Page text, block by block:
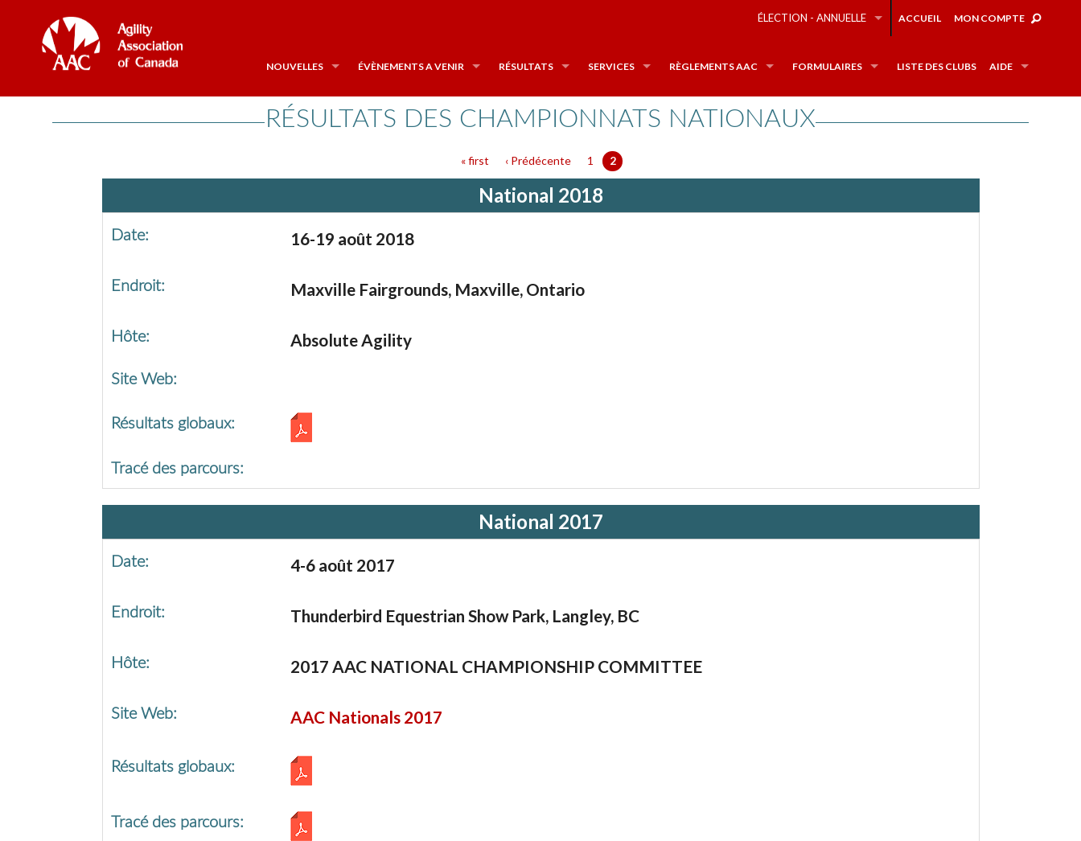
ÉLECTION - ANNUELLE ACCUEIL MON COMPTE
NOUVELLES ÉVÈNEMENTS A VENIR RÉSULTATS SERVICES RÈGLEMENTS AAC FORMULAIRES LISTE DES CLUBS AIDE
RÉSULTATS DES CHAMPIONNATS NATIONAUX
« first ‹ Prédécente 1 2
National 2018
Date: 16-19 août 2018
Endroit: Maxville Fairgrounds, Maxville, Ontario
Hôte: Absolute Agility
Site Web:
Résultats globaux:
Tracé des parcours:
National 2017
Date: 4-6 août 2017
Endroit: Thunderbird Equestrian Show Park, Langley, BC
Hôte: 2017 AAC NATIONAL CHAMPIONSHIP COMMITTEE
Site Web: AAC Nationals 2017
Résultats globaux:
Tracé des parcours: